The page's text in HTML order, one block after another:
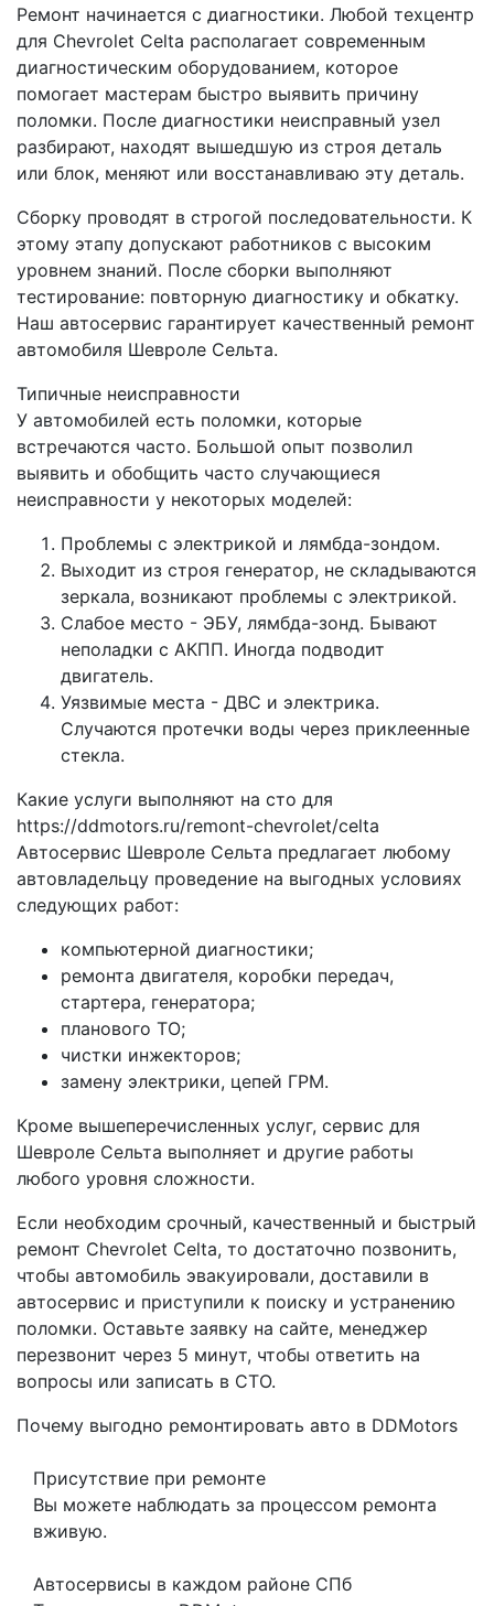
Ремонт начинается с диагностики. Любой техцентр
для Chevrolet Celta располагает современным
диагностическим оборудованием, которое
помогает мастерам быстро выявить причину
поломки. После диагностики неисправный узел
разбирают, находят вышедшую из строя деталь
или блок, меняют или восстанавливаю эту деталь.
Сборку проводят в строгой последовательности. К
этому этапу допускают работников с высоким
уровнем знаний. После сборки выполняют
тестирование: повторную диагностику и обкатку.
Наш автосервис гарантирует качественный ремонт
автомобиля Шевроле Сельта.
Типичные неисправности
У автомобилей есть поломки, которые
встречаются часто. Большой опыт позволил
выявить и обобщить часто случающиеся
неисправности у некоторых моделей:
Проблемы с электрикой и лямбда-зондом.
Выходит из строя генератор, не складываются
зеркала, возникают проблемы с электрикой.
Слабое место - ЭБУ, лямбда-зонд. Бывают
неполадки с АКПП. Иногда подводит
двигатель.
Уязвимые места - ДВС и электрика.
Случаются протечки воды через приклеенные
стекла.
Какие услуги выполняют на сто для
https://ddmotors.ru/remont-chevrolet/celta
Автосервис Шевроле Сельта предлагает любому
автовладельцу проведение на выгодных условиях
следующих работ:
компьютерной диагностики;
ремонта двигателя, коробки передач,
стартера, генератора;
планового ТО;
чистки инжекторов;
замену электрики, цепей ГРМ.
Кроме вышеперечисленных услуг, сервис для
Шевроле Сельта выполняет и другие работы
любого уровня сложности.
Если необходим срочный, качественный и быстрый
ремонт Chevrolet Celta, то достаточно позвонить,
чтобы автомобиль эвакуировали, доставили в
автосервис и приступили к поиску и устранению
поломки. Оставьте заявку на сайте, менеджер
перезвонит через 5 минут, чтобы ответить на
вопросы или записать в СТО.
Почему выгодно ремонтировать авто в DDMotors
Присутствие при ремонте
Вы можете наблюдать за процессом ремонта
вживую.
Автосервисы в каждом районе СПб